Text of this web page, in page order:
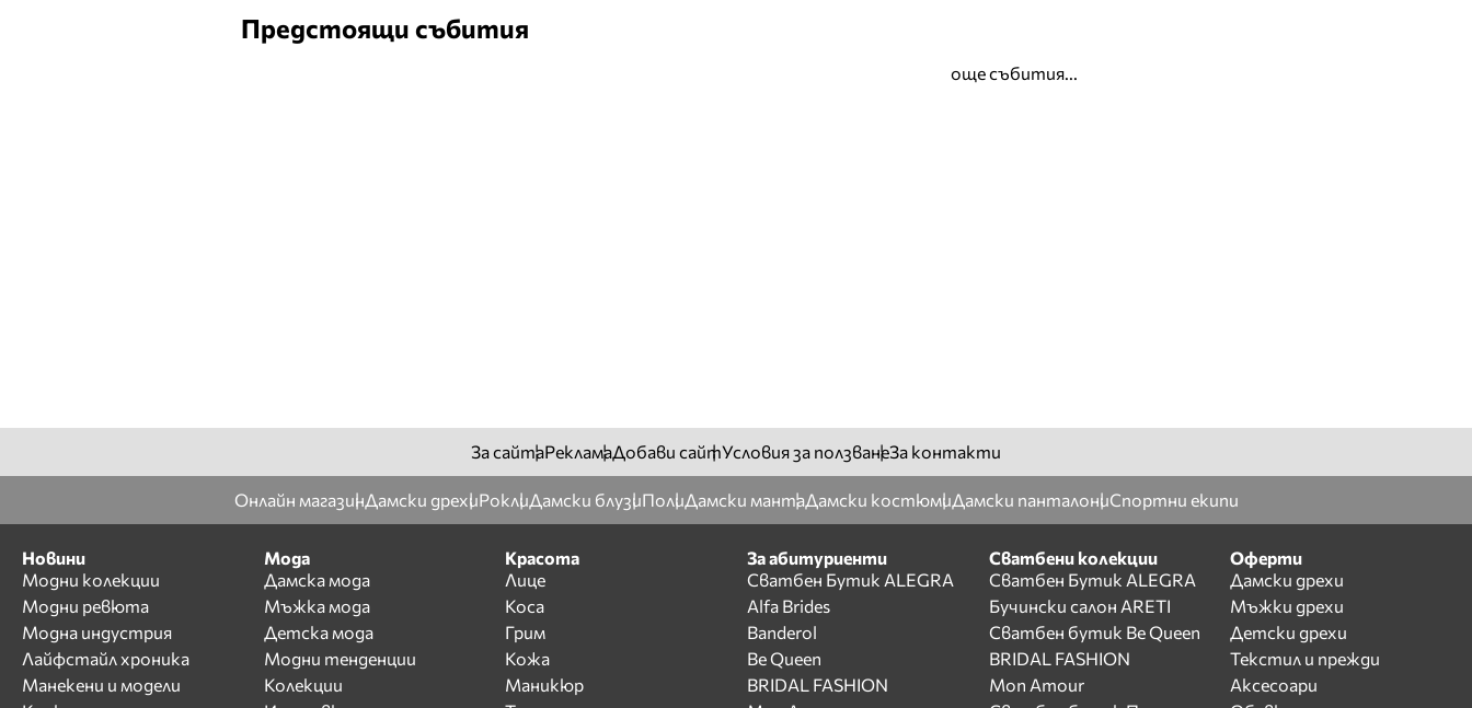
Предстоящи събития
още събития...
За сайтаРекламаДобави сайтУсловия за ползванеЗа контакти
Онлайн магазинДамски дрехиРоклиДамски блузиПолиДамски мантаДамски костюмиДамски панталониСпортни екипи
Новини
Модни колекции
Модни ревюта
Модна индустрия
Лайфстайл хроника
Манекени и модели
Мода
Дамска мода
Мъжка мода
Детска мода
Модни тенденции
Колекции
Красота
Лице
Коса
Грим
Кожа
Маникюр
За абитуриенти
Сватбен Бутик ALEGRA
Alfa Brides
Banderol
Be Queen
BRIDAL FASHION
Сватбени колекции
Сватбен Бутик ALEGRA
Бучински салон ARETI
Сватбен бутик Be Queen
BRIDAL FASHION
Mon Amour
Оферти
Дамски дрехи
Мъжки дрехи
Детски дрехи
Текстил и прежди
Аксесоари